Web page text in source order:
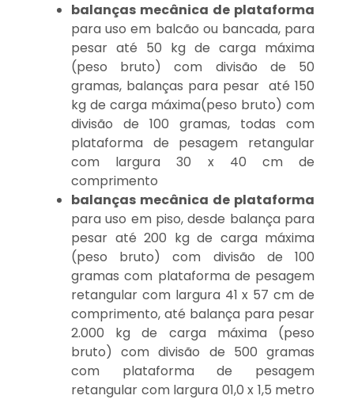
balanças mecânica de plataforma
para uso em balcão ou bancada, para
pesar até 50 kg de carga máxima
(peso bruto) com divisão de 50
gramas, balanças para pesar até 150
kg de carga máxima(peso bruto) com
divisão de 100 gramas, todas com
plataforma de pesagem retangular
com largura 30 x 40 cm de
comprimento
balanças mecânica de plataforma
para uso em piso, desde balança para
pesar até 200 kg de carga máxima
(peso bruto) com divisão de 100
gramas com plataforma de pesagem
retangular com largura 41 x 57 cm de
comprimento, até balança para pesar
2.000 kg de carga máxima (peso
bruto) com divisão de 500 gramas
com plataforma de pesagem
retangular com largura 01,0 x 1,5 metro